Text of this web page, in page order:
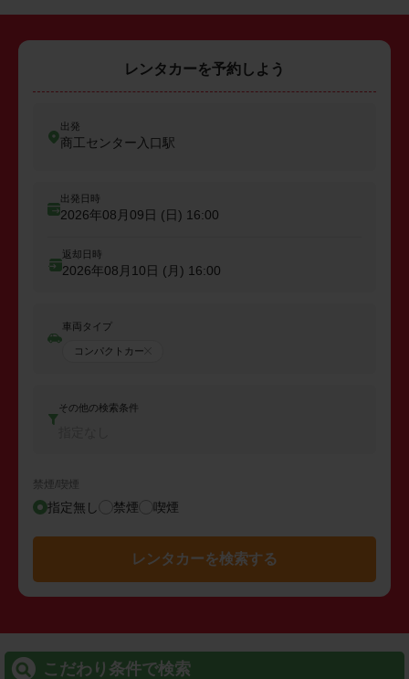
レンタカーを予約しよう
出発
商工センター入口駅
出発日時
2026年08月09日 (日) 16:00
返却日時
2026年08月10日 (月) 16:00
車両タイプ
コンパクトカー
その他の検索条件
禁煙/喫煙
指定無し 禁煙 喫煙
レンタカーを検索する
こだわり条件で検索